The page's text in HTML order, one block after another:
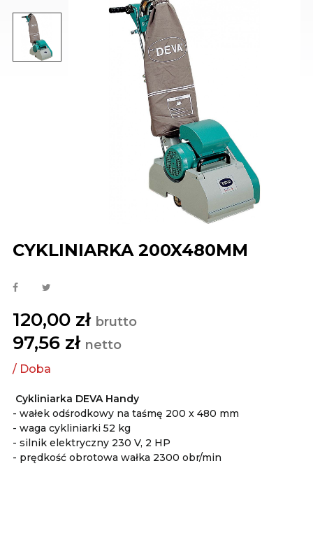
CYKLINIARKA 200X480MM
120,00 zł brutto
97,56 zł netto
Cykliniarka DEVA Handy
- wałek odśrodkowy na taśmę 200 x 480 mm
- waga cykliniarki 52 kg
- silnik elektryczny 230 V, 2 HP
- prędkość obrotowa wałka 2300 obr/min